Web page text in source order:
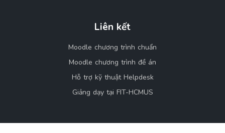
Liên kết
Moodle chương trình chuẩn
Moodle chương trình đề án
Hỗ trợ kỹ thuật Helpdesk
Giảng dạy tại FIT-HCMUS